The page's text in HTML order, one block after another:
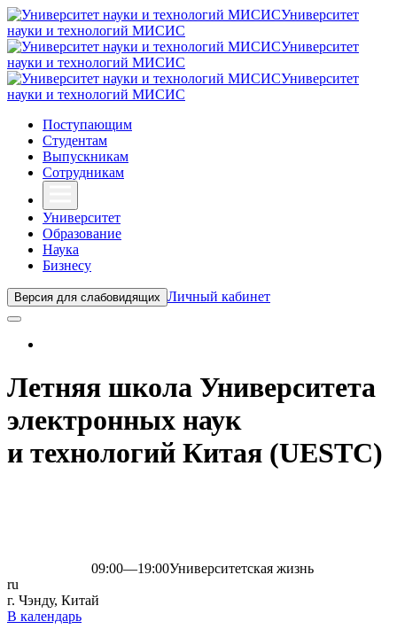
Университет
науки и технологий МИСИС
Университет
науки и технологий МИСИС
Университет
науки и технологий МИСИС
Поступающим
Студентам
Выпускникам
Сотрудникам
Университет
Образование
Наука
Бизнесу
Версия для слабовидящих Личный кабинет
Летняя школа Университета
электронных наук
и технологий Китая (UESTC)
09:00—19:00Университетская жизнь
ru
г. Чэнду, Китай
В календарь